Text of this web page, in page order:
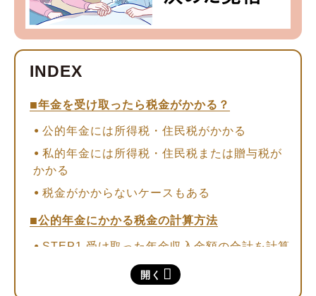
開く
年金を受け取ったら税金がかかる？
公的年金には所得税・住民税がかかる
私的年金には所得税・住民税または贈与税が
かかる
税金がかからないケースもある
公的年金にかかる税金の計算方法
STEP1.受け取った年金収入金額の合計を計算
STEP2.控除額を差し引いて雑所得を計算する